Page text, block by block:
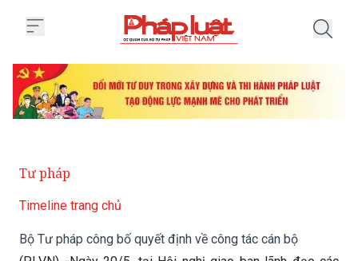
Tư pháp
Timeline trang chủ
Bộ Tư pháp công bố quyết định về công tác cán bộ